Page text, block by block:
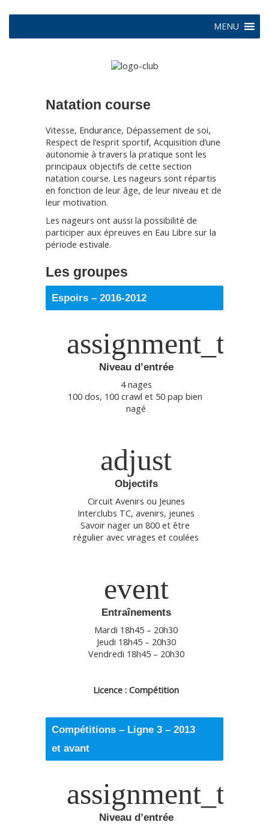
MENU
Natation course
Vitesse, Endurance, Dépassement de soi,
Respect de l’esprit sportif, Acquisition d’une
autonomie à travers la pratique sont les
principaux objectifs de cette section
natation course. Les nageurs sont répartis
en fonction de leur âge, de leur niveau et de
leur motivation.
Les nageurs ont aussi la possibilité de
participer aux épreuves en Eau Libre sur la
période estivale.
Les groupes
Espoirs – 2016-2012
Niveau d’entrée
4 nages
100 dos, 100 crawl et 50 pap bien
nagé
adjust
Objectifs
Circuit Avenirs ou Jeunes
Interclubs TC, avenirs, jeunes
Savoir nager un 800 et être
régulier avec virages et coulées
event
Entraînements
Mardi 18h45 – 20h30
Jeudi 18h45 – 20h30
Vendredi 18h45 – 20h30
Licence : Compétition
Compétitions – Ligne 3 – 2013
et avant
Niveau d’entrée